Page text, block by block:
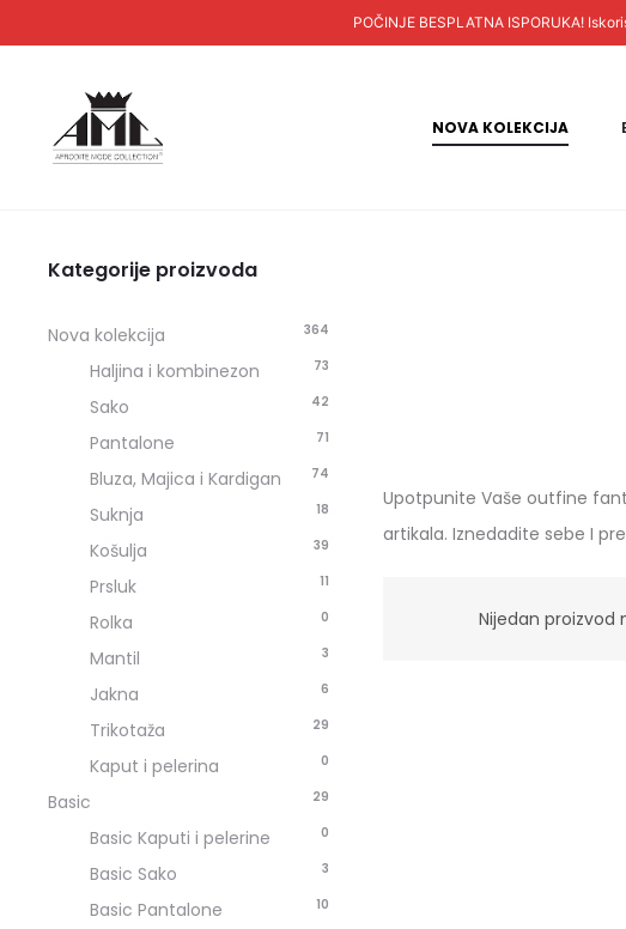
POČINJE BESPLATNA ISPORUKA!
NOVA KOLEKCIJA
Upotpunite Vaše outfine
artikala. Iznedadite sebe I
Nijedan proizvod
Kategorije proizvoda
Nova kolekcija 364
Haljina i kombinezon 73
Sako 42
Pantalone 71
Bluza, Majica i Kardigan 74
Suknja 18
Košulja 39
Prsluk 11
Rolka 0
Mantil 3
Jakna 6
Trikotaža 29
Kaput i pelerina 0
Basic 29
Basic Kaputi i pelerine 0
Basic Sako 3
Basic Pantalone 10